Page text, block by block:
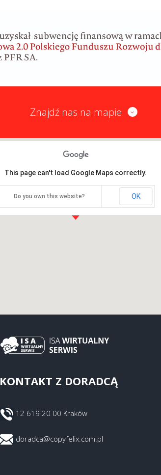
Znajdź nas na mapie
This page can't load Google Maps correctly.
Do you own this website? OK
KONTAKT Z DORADCĄ
12 619 20 00 Kraków
doradca@copyfelix.com.pl